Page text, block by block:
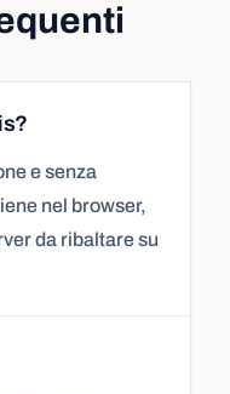
e senza
nel browser,
da ribaltare su